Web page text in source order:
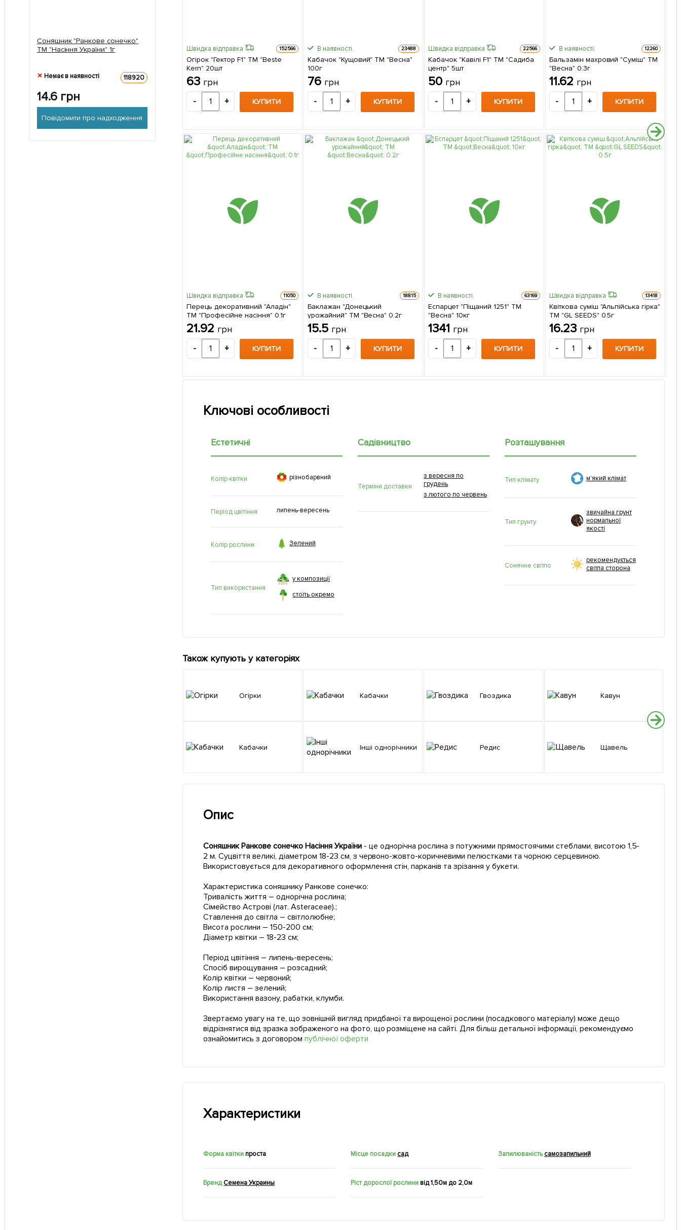
Соняшник "Ранкове сонечко"
ТМ "Насіння України" 1г
Немає в наявності 118920
14.6грн
Повідомити про надходження
Швидка відправка 152566
Огірок "Гектор F1" ТМ "Beste
Kern" 20шт
63 грн
- + КУПИТИ
В наявності. 23488
Кабачок "Кущовий" ТМ "Весна"
100г
76 грн
- + КУПИТИ
Швидка відправка 22566
Кабачок "Кавілі F1" ТМ "Садиба
центр" 5шт
50 грн
- + КУПИТИ
В наявності. 12260
Бальзамін махровий "Суміш" ТМ
"Весна" 0.3г
11.62 грн
- + КУПИТИ
Швидка відправка 11050
Перець декоративний "Аладін"
ТМ "Професійне насіння" 0.1г
21.92 грн
- + КУПИТИ
В наявності. 18815
Баклажан "Донецький
урожайний" ТМ "Весна" 0.2г
15.5 грн
- + КУПИТИ
В наявності. 63169
Еспарцет "Піщаний 1251" ТМ
"Весна" 10кг
1341 грн
- + КУПИТИ
Швидка відправка 13418
Квіткова суміш "Альпійська гірка"
ТМ "GL SEEDS" 0.5г
16.23 грн
- + КУПИТИ
Ключові особливості
Естетичні
Колір квітки  рiзнобарвний
Період цвітіння липень-вересень
Колір рослини  Зелений
Тип використання
у композиції
стоїть окремо
Садівництво
Терміни доставки
з вересня по
грудень
з лютого по червень
Розташування
Тип клімату м'який клімат
Тип грунту
звичайна грунт
нормальної
якості
Сонячне світло
рекомендується
світла сторона
Також купують у категоріях
Огірки
Кабачки
Кабачки
Інші однорічники
Гвоздика
Редис
Кавун
Щавель
Опис
Соняшник Ранкове сонечко Насіння України - це однорічна рослина з потужними прямостоячими стеблами, висотою 1,5-
2 м. Суцвіття великі, діаметром 18-23 см, з червоно-жовто-коричневими пелюстками та чорною серцевиною.
Використовується для декоративного оформлення стін, парканів та зрізання у букети.
Характеристика соняшнику Ранкове сонечко:
Тривалість життя – однорічна рослина;
Сімейство Астрові (лат. Asteraceae).;
Ставлення до світла – світлолюбне;
Висота рослини – 150-200 см;
Діаметр квітки – 18-23 см;
Період цвітіння – липень-вересень;
Спосіб вирощування – розсадний;
Колір квітки – червоний;
Колір листя – зелений;
Використання вазону, рабатки, клумби.
Звертаємо увагу на те, що зовнішній вигляд придбаної та вирощеної рослини (посадкового матеріалу) може дещо
відрізнятися від зразка зображеного на фото, що розміщене на сайті. Для більш детальної інформації, рекомендуємо
ознайомитись з договором публічної оферти
Характеристики
Форма квіткипроста Місце посадки сад Запилюваність самозапильний
Бренд Семена Украины Ріст дорослої рослинивід 1,50м до 2,0м